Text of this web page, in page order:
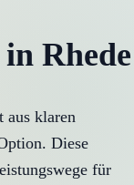
Rhede
aus klaren
Diese
für